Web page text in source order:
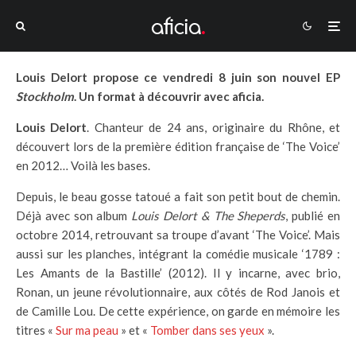
Louis Delort propose ce vendredi 8 juin son nouvel EP
Stockholm. Un format à découvrir avec aficia.
Louis Delort. Chanteur de 24 ans, originaire du Rhône, et
découvert lors de la première édition française de ‘The Voice’
en 2012… Voilà les bases.
Depuis, le beau gosse tatoué a fait son petit bout de chemin.
Déjà avec son album Louis Delort & The Sheperds, publié en
octobre 2014, retrouvant sa troupe d’avant ‘The Voice’. Mais
aussi sur les planches, intégrant la comédie musicale ‘1789 :
Les Amants de la Bastille’ (2012). Il y incarne, avec brio,
Ronan, un jeune révolutionnaire, aux côtés de Rod Janois et
de Camille Lou. De cette expérience, on garde en mémoire les
titres « Sur ma peau » et « Tomber dans ses yeux ».